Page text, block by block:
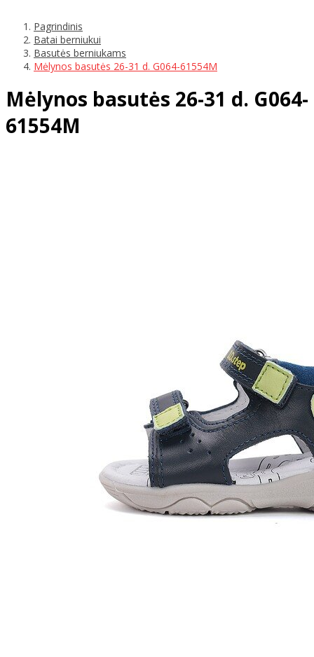
Pagrindinis
Batai berniukui
Basutės berniukams
Mėlynos basutės 26-31 d. G064-61554M
Mėlynos basutės 26-31 d. G064-
61554M